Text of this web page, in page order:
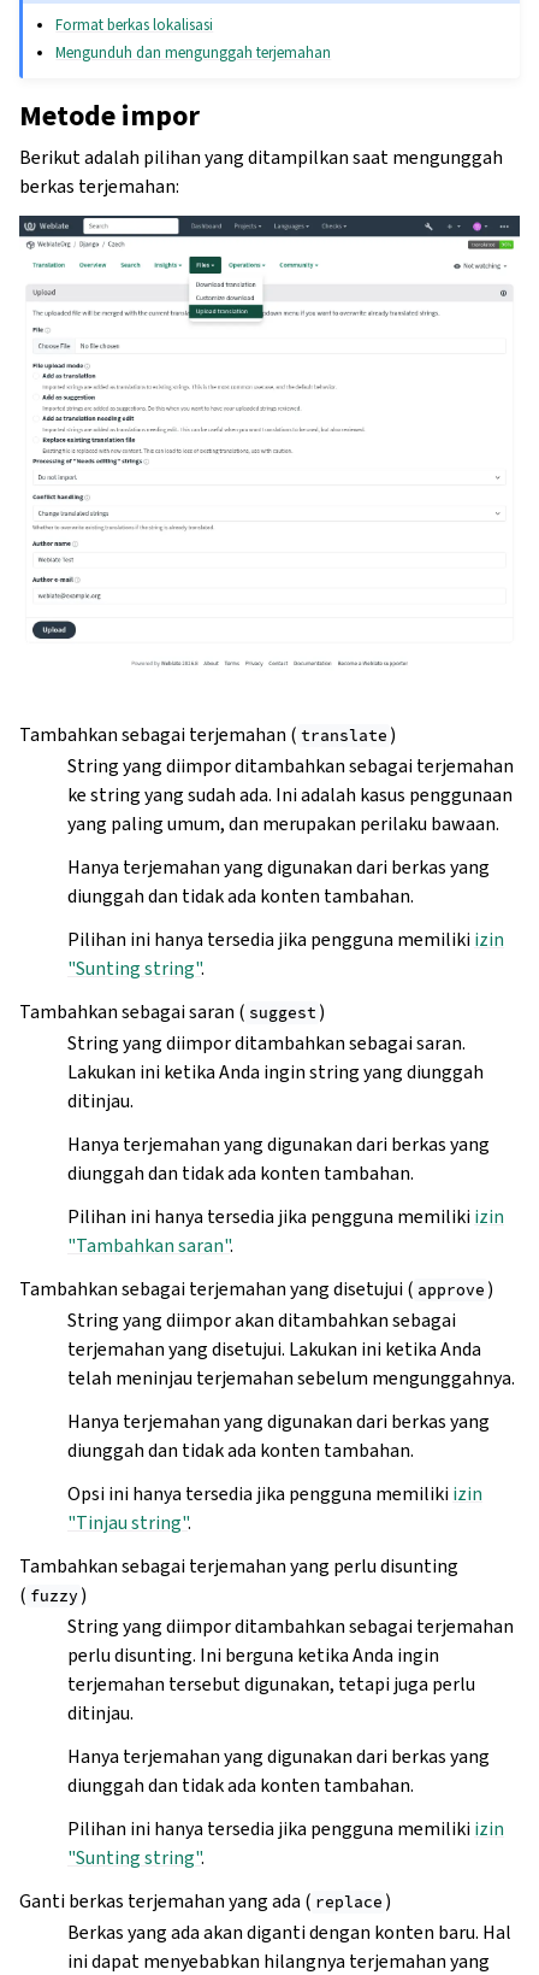
Format berkas lokalisasi
Mengunduh dan mengunggah terjemahan
Metode impor
Berikut adalah pilihan yang ditampilkan saat mengunggah
berkas terjemahan:
Tambahkan sebagai terjemahan ( translate )
String yang diimpor ditambahkan sebagai terjemahan
ke string yang sudah ada. Ini adalah kasus penggunaan
yang paling umum, dan merupakan perilaku bawaan.
Hanya terjemahan yang digunakan dari berkas yang
diunggah dan tidak ada konten tambahan.
Pilihan ini hanya tersedia jika pengguna memilikiizin
"Sunting string".
Tambahkan sebagai saran ( suggest )
String yang diimpor ditambahkan sebagai saran.
Lakukan ini ketika Anda ingin string yang diunggah
ditinjau.
Hanya terjemahan yang digunakan dari berkas yang
diunggah dan tidak ada konten tambahan.
Pilihan ini hanya tersedia jika pengguna memilikiizin
"Tambahkan saran".
Tambahkan sebagai terjemahan yang disetujui ( approve )
String yang diimpor akan ditambahkan sebagai
terjemahan yang disetujui. Lakukan ini ketika Anda
telah meninjau terjemahan sebelum mengunggahnya.
Hanya terjemahan yang digunakan dari berkas yang
diunggah dan tidak ada konten tambahan.
Opsi ini hanya tersedia jika pengguna memilikiizin
"Tinjau string".
Tambahkan sebagai terjemahan yang perlu disunting
( fuzzy )
String yang diimpor ditambahkan sebagai terjemahan
perlu disunting. Ini berguna ketika Anda ingin
terjemahan tersebut digunakan, tetapi juga perlu
ditinjau.
Hanya terjemahan yang digunakan dari berkas yang
diunggah dan tidak ada konten tambahan.
Pilihan ini hanya tersedia jika pengguna memilikiizin
"Sunting string".
Ganti berkas terjemahan yang ada ( replace )
Berkas yang ada akan diganti dengan konten baru. Hal
ini dapat menyebabkan hilangnya terjemahan yang